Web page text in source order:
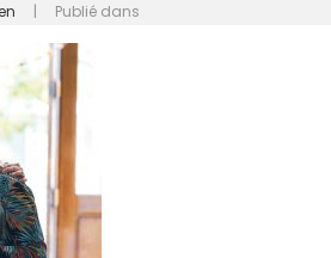
| Publié dans